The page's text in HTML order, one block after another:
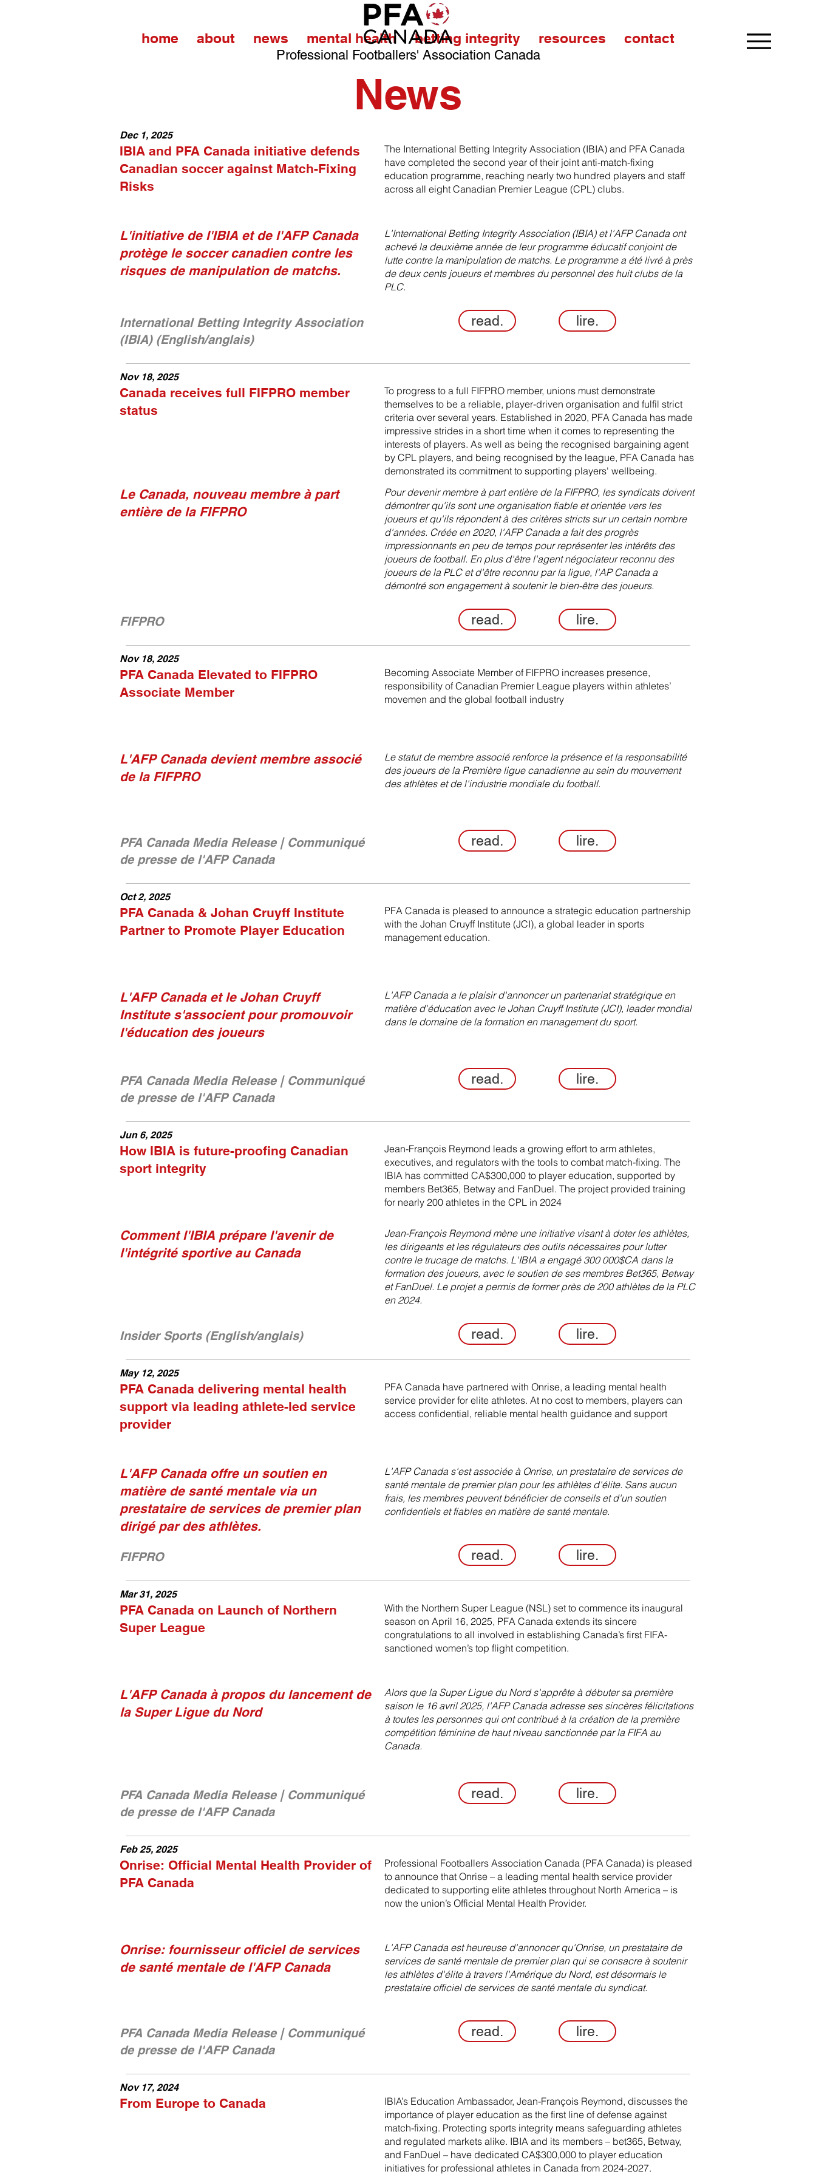
Professional Footballers' Association Canada
News
Dec 1, 2025
IBIA and PFA Canada initiative defends
Canadian soccer against Match-Fixing
Risks
L'initiative de l'IBIA et de l'AFP Canada
protège le soccer canadien contre les
risques de manipulation de matchs.
International Betting Integrity Association
(IBIA) (English/anglais)
The International Betting Integrity Association (IBIA) and PFA Canada
have completed the second year of their joint anti-match-fixing
education programme, reaching nearly two hundred players and staff
across all eight Canadian Premier League (CPL) clubs.
L'International Betting Integrity Association (IBIA) et l'AFP Canada ont
achevé la deuxième année de leur programme éducatif conjoint de
lutte contre la manipulation de matchs. Le programme a été livré à près
de deux cents joueurs et membres du personnel des huit clubs de la
PLC.
read. lire.
Nov 18, 2025
Canada receives full FIFPRO member
status
Le Canada, nouveau membre à part
entière de la FIFPRO
FIFPRO
To progress to a full FIFPRO member, unions must demonstrate
themselves to be a reliable, player-driven organisation and fulfil strict
criteria over several years. Established in 2020, PFA Canada has made
impressive strides in a short time when it comes to representing the
interests of players. As well as being the recognised bargaining agent
by CPL players, and being recognised by the league, PFA Canada has
demonstrated its commitment to supporting players' wellbeing.
Pour devenir membre à part entière de la FIFPRO, les syndicats doivent
démontrer qu'ils sont une organisation fiable et orientée vers les
joueurs et qu'ils répondent à des critères stricts sur un certain nombre
d'années. Créée en 2020, l'AFP Canada a fait des progrès
impressionnants en peu de temps pour représenter les intérêts des
joueurs de football. En plus d'être l'agent négociateur reconnu des
joueurs de la PLC et d'être reconnu par la ligue, l'AP Canada a
démontré son engagement à soutenir le bien-être des joueurs.
read. lire.
Nov 18, 2025
PFA Canada Elevated to FIFPRO
Associate Member
L'AFP Canada devient membre associé
de la FIFPRO
PFA Canada Media Release | Communiqué
de presse de l'AFP Canada
Becoming Associate Member of FIFPRO increases presence,
responsibility of Canadian Premier League players within athletes’
movemen and the global football industry
Le statut de membre associé renforce la présence et la responsabilité
des joueurs de la Première ligue canadienne au sein du mouvement
des athlètes et de l'industrie mondiale du football.
read. lire.
Oct 2, 2025
PFA Canada & Johan Cruyff Institute
Partner to Promote Player Education
L'AFP Canada et le Johan Cruyff
Institute s'associent pour promouvoir
l'éducation des joueurs
PFA Canada Media Release | Communiqué
de presse de l'AFP Canada
PFA Canada is pleased to announce a strategic education partnership
with the Johan Cruyff Institute (JCI), a global leader in sports
management education.
L'AFP Canada a le plaisir d'annoncer un partenariat stratégique en
matière d'éducation avec le Johan Cruyff Institute (JCI), leader mondial
dans le domaine de la formation en management du sport.
read. lire.
Jun 6, 2025
How IBIA is future-proofing Canadian
sport integrity
Comment l'IBIA prépare l'avenir de
l'intégrité sportive au Canada
Insider Sports (English/anglais)
Jean-François Reymond leads a growing effort to arm athletes,
executives, and regulators with the tools to combat match-fixing. The
IBIA has committed CA$300,000 to player education, supported by
members Bet365, Betway and FanDuel. The project provided training
for nearly 200 athletes in the CPL in 2024
Jean-François Reymond mène une initiative visant à doter les athlètes,
les dirigeants et les régulateurs des outils nécessaires pour lutter
contre le trucage de matchs. L'IBIA a engagé 300 000$CA dans la
formation des joueurs, avec le soutien de ses membres Bet365, Betway
et FanDuel. Le projet a permis de former près de 200 athlètes de la PLC
en 2024.
read. lire.
May 12, 2025
PFA Canada delivering mental health
support via leading athlete-led service
provider
L'AFP Canada offre un soutien en
matière de santé mentale via un
prestataire de services de premier plan
dirigé par des athlètes.
FIFPRO
PFA Canada have partnered with Onrise, a leading mental health
service provider for elite athletes. At no cost to members, players can
access confidential, reliable mental health guidance and support
L'AFP Canada s'est associée à Onrise, un prestataire de services de
santé mentale de premier plan pour les athlètes d'élite. Sans aucun
frais, les membres peuvent bénéficier de conseils et d'un soutien
confidentiels et fiables en matière de santé mentale.
read. lire.
Mar 31, 2025
PFA Canada on Launch of Northern
Super League
L'AFP Canada à propos du lancement de
la Super Ligue du Nord
PFA Canada Media Release | Communiqué
de presse de l'AFP Canada
With the Northern Super League (NSL) set to commence its inaugural
season on April 16, 2025, PFA Canada extends its sincere
congratulations to all involved in establishing Canada’s first FIFA-
sanctioned women’s top flight competition.
Alors que la Super Ligue du Nord s'apprête à débuter sa première
saison le 16 avril 2025, l'AFP Canada adresse ses sincères félicitations
à toutes les personnes qui ont contribué à la création de la première
compétition féminine de haut niveau sanctionnée par la FIFA au
Canada.
read. lire.
Feb 25, 2025
Onrise: Official Mental Health Provider of
PFA Canada
Onrise: fournisseur officiel de services
de santé mentale de l'AFP Canada
PFA Canada Media Release | Communiqué
de presse de l'AFP Canada
Professional Footballers Association Canada (PFA Canada) is pleased
to announce that Onrise – a leading mental health service provider
dedicated to supporting elite athletes throughout North America – is
now the union’s Official Mental Health Provider.
L'AFP Canada est heureuse d'annoncer qu'Onrise, un prestataire de
services de santé mentale de premier plan qui se consacre à soutenir
les athlètes d'élite à travers l'Amérique du Nord, est désormais le
prestataire officiel de services de santé mentale du syndicat.
read. lire.
Nov 17, 2024
From Europe to Canada
IBIA’s Education Ambassador, Jean-François Reymond, discusses the
importance of player education as the first line of defense against
match-fixing. Protecting sports integrity means safeguarding athletes
and regulated markets alike. IBIA and its members – bet365, Betway,
and FanDuel – have dedicated CA$300,000 to player education
initiatives for professional athletes in Canada from 2024-2027.
home about news mental health betting integrity resources contact